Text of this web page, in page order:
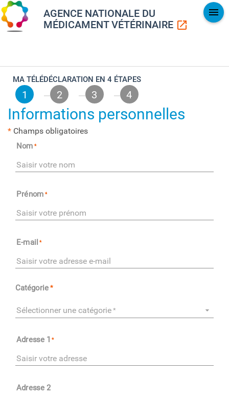
AGENCE NATIONALE DU
MÉDICAMENT VÉTÉRINAIRE
MA TÉLÉDÉCLARATION EN 4 ÉTAPES
1 2 3 4
Informations personnelles
* Champs obligatoires
Nom
Prénom
E-mail
Catégorie
Sélectionner une catégorie
Adresse 1
Adresse 2